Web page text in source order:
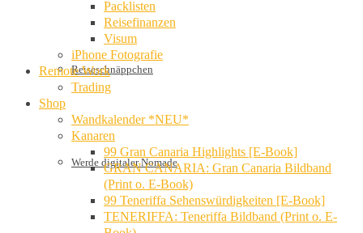
Reiseschnäppchen
Werde digitaler Nomade
Packlisten
Reisefinanzen
Visum
iPhone Fotografie
Remote Work
Trading
Shop
Wandkalender *NEU*
Kanaren
99 Gran Canaria Highlights [E-Book]
GRAN CANARIA: Gran Canaria Bildband
(Print o. E-Book)
99 Teneriffa Sehenswürdigkeiten [E-Book]
TENERIFFA: Teneriffa Bildband (Print o. E-